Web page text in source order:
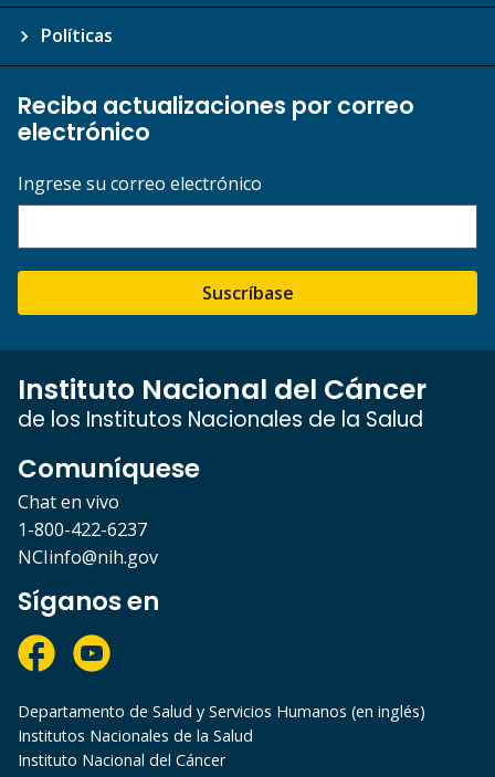
Políticas
Reciba actualizaciones por correo
electrónico
Ingrese su correo electrónico
Suscríbase
Instituto Nacional del Cáncer
de los Institutos Nacionales de la Salud
Comuníquese
Chat en vivo
1-800-422-6237
NCIinfo@nih.gov
Síganos en
Departamento de Salud y Servicios Humanos (en inglés)
Institutos Nacionales de la Salud
Instituto Nacional del Cáncer